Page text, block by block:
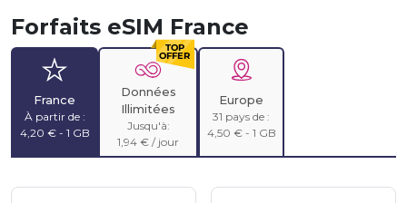
Forfaits eSIM France
France
À partir de :
4,20 € - 1 GB
Données
Illimitées
Jusqu'à:
1,94 € / jour
Europe
31 pays de :
4,50 € - 1 GB